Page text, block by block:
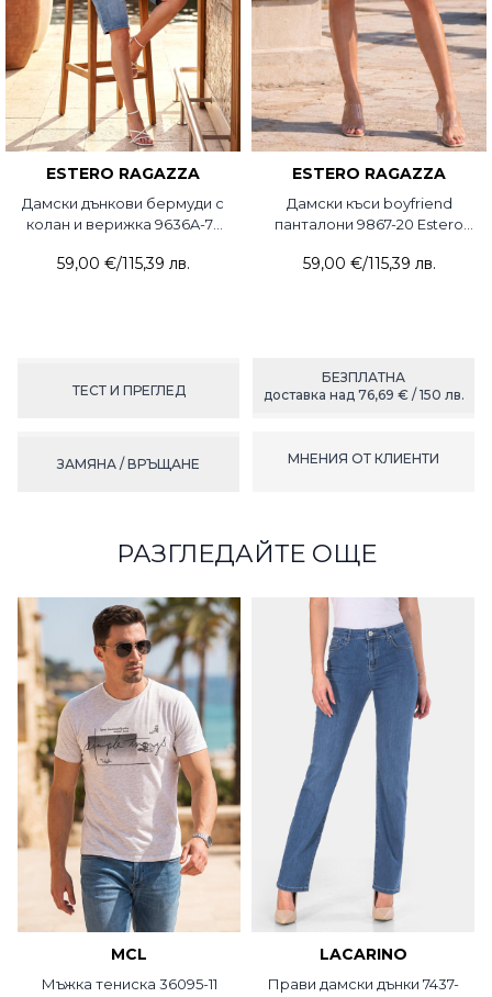
ESTERO RAGAZZA
Дамски дънкови бермуди с
колан и верижка 9636A-75
59,00 €/115,39 лв.
ESTERO RAGAZZA
Дамски къси boyfriend
панталони 9867-20 Estero
59,00 €/115,39 лв.
ТЕСТ И ПРЕГЛЕД
БЕЗПЛАТНА
доставка над 76,69 € / 150 лв.
ЗАМЯНА / ВРЪЩАНЕ МНЕНИЯ ОТ КЛИЕНТИ
РАЗГЛЕДАЙТЕ ОЩЕ
MCL
Мъжка тениска 36095-11
LACARINO
Прави дамски дънки 7437-